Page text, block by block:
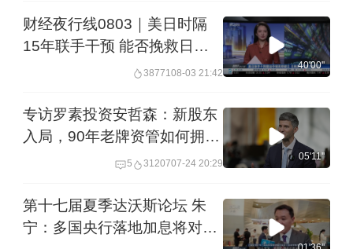
财经夜行线0803｜美日时隔
15年联手干预 能否挽救日元
3877108-03 21:42
40'00''
专访罗素投资安哲森：新股东
入局，90年老牌资管如何拥抱
5 3120707-24 20:29
05'11''
第十七届夏季达沃斯论坛 朱
宁：多国央行落地加息将对全